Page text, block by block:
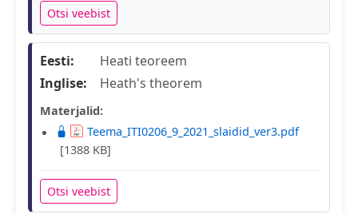
Otsi veebist
Eesti:
Heati teoreem
Inglise:
Heath's theorem
Materjalid:
Teema_ITI0206_9_2021_slaidid_ver3.pdf
[1388 KB]
Otsi veebist